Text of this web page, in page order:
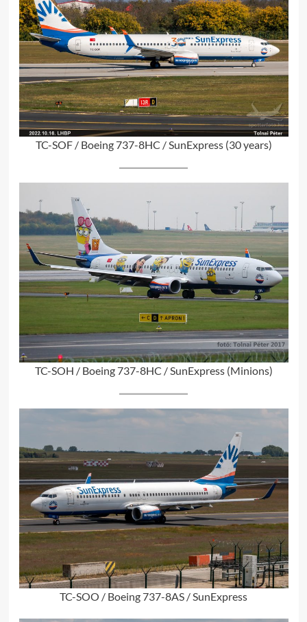
TC-SOF / Boeing 737-8HC / SunExpress (30 years)
TC-SOH / Boeing 737-8HC / SunExpress (Minions)
TC-SOO / Boeing 737-8AS / SunExpress